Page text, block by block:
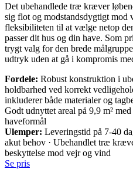
Det ubehandlede træ kræver
sig flot og modstandsdygtigt mod
fleksibiliteten til at vælge netop
passer dit hus og din have. Som
trygt valg for den brede
udtryk uden at gå i kompromis
Fordele: Robust konstruktion i
holdbarhed ved korrekt
inkluderer både materialer og
Godt udnyttet areal på 9,9 m²
haveformål
Ulemper: Leveringstid på 7-40
akut behov · Ubehandlet træ
beskyttelse mod vejr og vind
Se pris